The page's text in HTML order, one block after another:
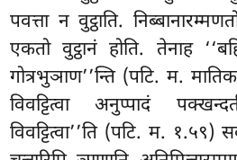
पवत्ता न वुट्ठाति.
एकतो वुट्ठानं होति. तेनाह
गोत्रभुञाण’’न्ति (पटि. म.
विवट्टित्वा अनुप्पादं
विवट्टित्वा’’ति (पटि. म. १.५९)